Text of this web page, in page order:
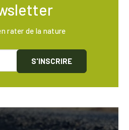
rater de la nature
S'INSCRIRE